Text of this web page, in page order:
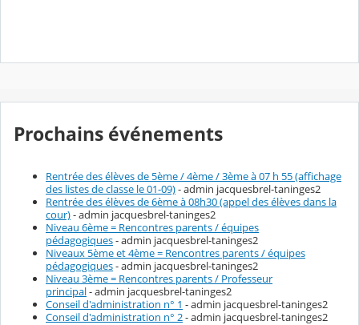
Prochains événements
Rentrée des élèves de 5ème / 4ème / 3ème à 07 h 55 (affichage
des listes de classe le 01-09)- admin jacquesbrel-taninges2
Rentrée des élèves de 6ème à 08h30 (appel des élèves dans la
cour)- admin jacquesbrel-taninges2
Niveau 6ème = Rencontres parents / équipes
pédagogiques- admin jacquesbrel-taninges2
Niveaux 5ème et 4ème = Rencontres parents / équipes
pédagogiques- admin jacquesbrel-taninges2
Niveau 3ème = Rencontres parents / Professeur
principal- admin jacquesbrel-taninges2
Conseil d'administration n° 1 - admin jacquesbrel-taninges2
Conseil d'administration n° 2- admin jacquesbrel-taninges2